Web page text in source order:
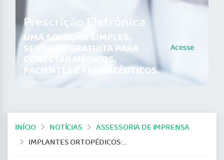
Prescrição Eletrônica
UMA SOLUÇÃO SIMPLES,
SEGURA E GRATUITA PARA
CONECTAR MÉDICOS,
PACIENTES E FARMACÊUTICOS.
Acesse
INÍCIO NOTÍCIAS
ASSESSORIA DE IMPRENSA
IMPLANTES ORTOPÉDICOS: NOVAS REGRAS DE REGISTRO